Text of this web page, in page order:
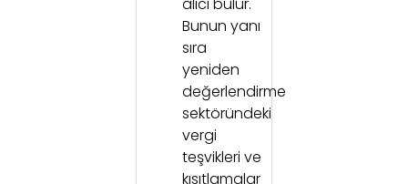
alıcı bulur.
Bunun yanı
sıra
yeniden
değerlendirme
sektöründeki
vergi
teşvikleri ve
kısıtlamalar